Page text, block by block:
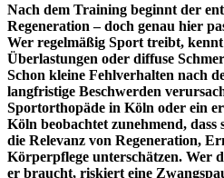
Nach dem Training beginnt der
Regeneration – doch genau hier
Wer regelmäßig Sport treibt,
Überlastungen oder diffuse
Schon kleine Fehlverhalten nach
langfristige Beschwerden
Sportorthopäde in Köln oder ein
Köln beobachtet zunehmend,
die Relevanz von Regeneration,
Körperpflege unterschätzen. Wer
er braucht, riskiert eine